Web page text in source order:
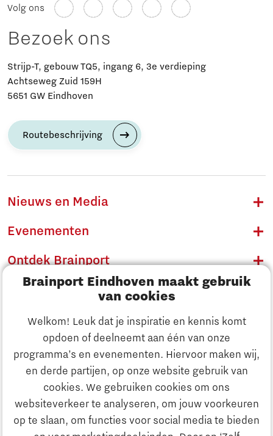
Brainport Eindhoven maakt gebruik
van cookies
Welkom! Leuk dat je inspiratie en kennis komt
opdoen of deelneemt aan één van onze
programma’s en evenementen. Hiervoor maken wij,
en derde partijen, op onze website gebruik van
cookies. We gebruiken cookies om ons
websiteverkeer te analyseren, om jouw voorkeuren
op te slaan, om functies voor social media te bieden
Ontdek Brainport
Innovatie
Volg ons
Bezoek ons
Strijp-T, gebouw TQ5, ingang 6, 3e verdieping
Achtseweg Zuid 159H
5651 GW Eindhoven
Routebeschrijving
Nieuws en Media
Evenementen
Ontdek Brainport
Innovatie
Ondernemen
Onderwijs
Maatschappelijk
Strategie & Organisatie